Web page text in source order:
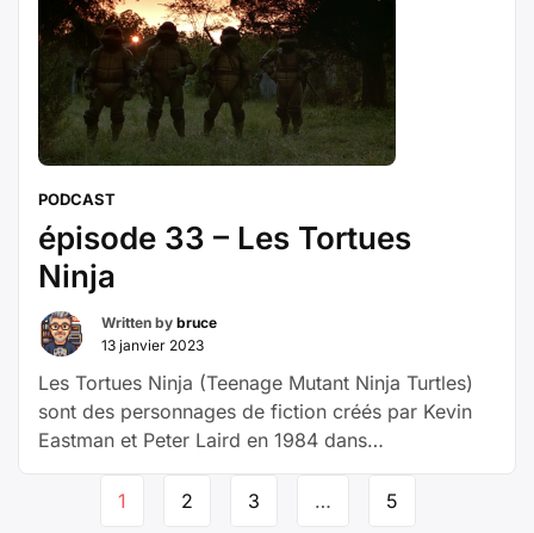
mère lui fait cadeau d’une poupee parlante,
joufflue à souhait …Poursuivre la lecture
PODCAST
épisode 33 – Les Tortues
Ninja
Written by bruce
13 janvier 2023
Les Tortues Ninja (Teenage Mutant Ninja Turtles)
sont des personnages de fiction créés par Kevin
Eastman et Peter Laird en 1984 dans
principaux Josh Pais, David Forman, Michelan
Navigation
1 2 3 … 5